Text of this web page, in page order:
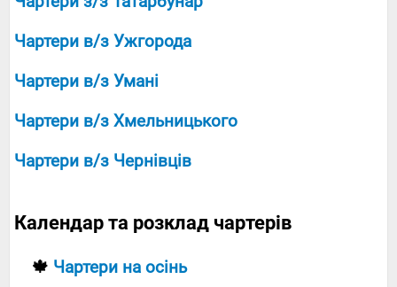
Чартери в/з Ужгорода
Чартери в/з Умані
Чартери в/з Хмельницького
Чартери в/з Чернівців
Календар та розклад чартерів
🍁 Чартери на осінь